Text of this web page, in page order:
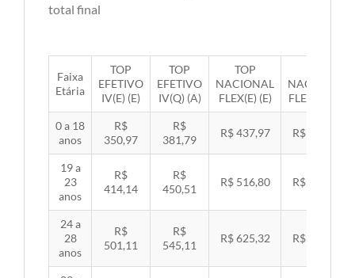
total final
Faixa
Etária
TOP
EFETIVO
IV(E) (E)
TOP
EFETIVO
IV(Q) (A)
TOP
NACIONAL
FLEX(E) (E)
NACIONAL
FLEX(Q) (A)
0 a 18
anos
R$
350,97
R$
381,79
R$ 437,97 R$ 451,33
19 a
23
anos
R$
414,14
R$
450,51
R$ 516,80 R$ 532,57
24 a
28
anos
R$
501,11
R$
545,11
R$ 625,32 R$ 644,40